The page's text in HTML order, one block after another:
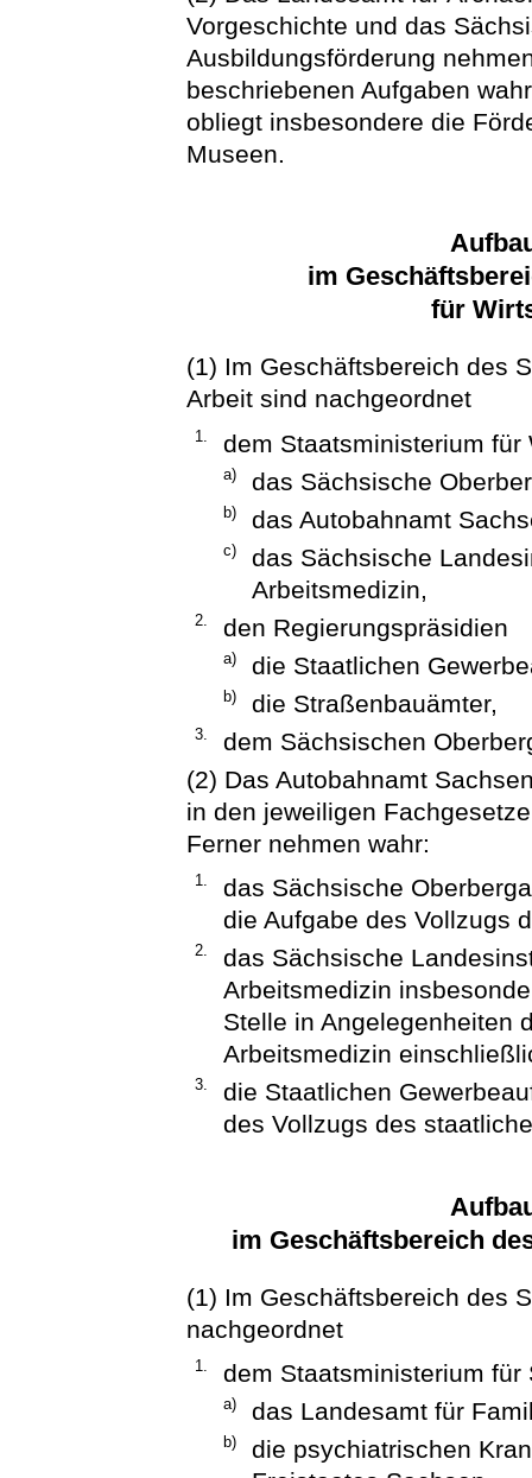
Vorgeschichte und das
Ausbildungsförderung
beschriebenen Aufgaben
obliegt insbesondere die
Museen.
im
für
(1) Im Geschäftsbereich des
Arbeit sind nachgeordnet
1. dem Staatsministerium
a) das Sächsische
b) das Autobahnamt
c)
das Sächsische
Arbeitsmedizin,
2. den Regierungspräsidien
a) die Staatlichen
b) die Straßenbauämter,
3.
dem Sächsischen
(2) Das Autobahnamt
in den jeweiligen
Ferner nehmen wahr:
1.
das Sächsische
die Aufgabe des Vollzugs
2.
das Sächsische
Arbeitsmedizin
Stelle in Angelegenheiten
Arbeitsmedizin
3.
die Staatlichen
des Vollzugs des
im Geschäftsbereich
(1) Im Geschäftsbereich des
nachgeordnet
1. dem Staatsministerium für
a) das Landesamt für
b)
die psychiatrischen